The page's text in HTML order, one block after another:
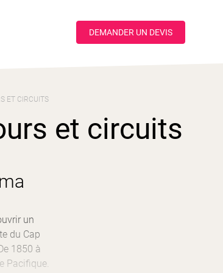
DEMANDER UN DEVIS
ET CIRCUITS
et circuits
un
du Cap
1850 à
Pacifique.